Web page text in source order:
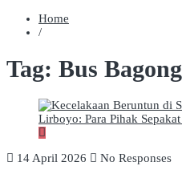
Home
/
Tag: Bus Bagong
14 April 2026 No Responses